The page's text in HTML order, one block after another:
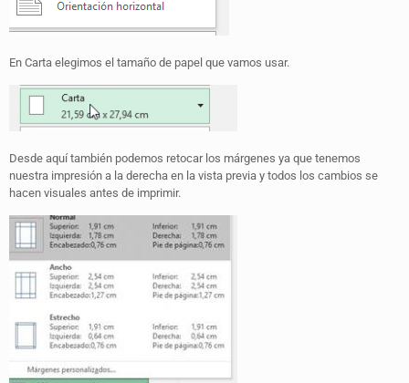
En Carta elegimos el tamaño de papel que vamos usar.
Desde aquí también podemos retocar los márgenes ya que tenemos
nuestra impresión a la derecha en la vista previa y todos los cambios se
hacen visuales antes de imprimir.